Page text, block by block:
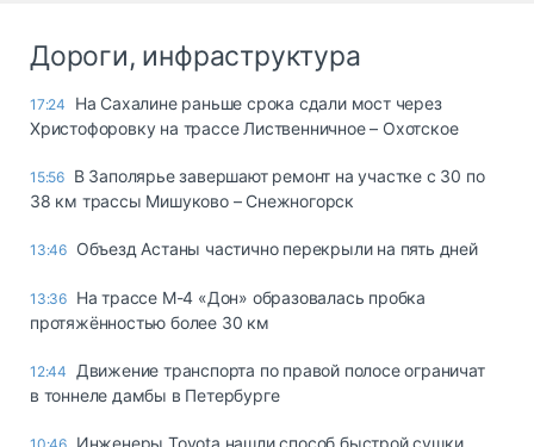
Дороги, инфраструктура
17:24
На Сахалине раньше срока сдали мост через
Христофоровку на трассе Лиственничное – Охотское
15:56 В Заполярье завершают ремонт на участке с 30 по
38 км трассы Мишуково – Снежногорск
13:46 Объезд Астаны частично перекрыли на пять дней
13:36 На трассе М-4 «Дон» образовалась пробка
протяжённостью более 30 км
12:44
Движение транспорта по правой полосе ограничат
в тоннеле дамбы в Петербурге
Инженеры Toyota нашли способ быстрой сушки